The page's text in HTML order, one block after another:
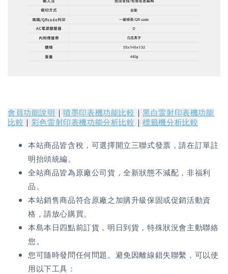
會員功能說明 ｜噴墨印表機功能比較 ｜黑白雷射印表機功能
比較 ｜ 彩色雷射印表機功能分析比較 ｜標籤機分析比較
本站商品皆含稅，可選擇開立三聯式發票，請在訂單註
明抬頭統編。
全站商品皆為原廠公司貨，全新狀態不減配，非福利
品。
本站銷售商品符合原廠之加購升級保固或促銷活動資
格，請放心購買。
本島本日四點前訂貨，明日到貨，特殊狀況會主動聯絡
您。
您可隨時發問任何問題。避免因離線錯失聯繫，可以使
用以下工具：